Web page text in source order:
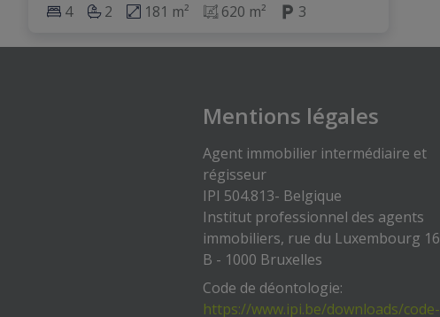
4 2 181 m² 620 m² 3
Mentions légales
Agent immobilier intermédiaire et
régisseur
IPI 504.813- Belgique
Institut professionnel des agents
immobiliers, rue du Luxembourg 16
B - 1000 Bruxelles
Code de déontologie:
https://www.ipi.be/downloads/code-